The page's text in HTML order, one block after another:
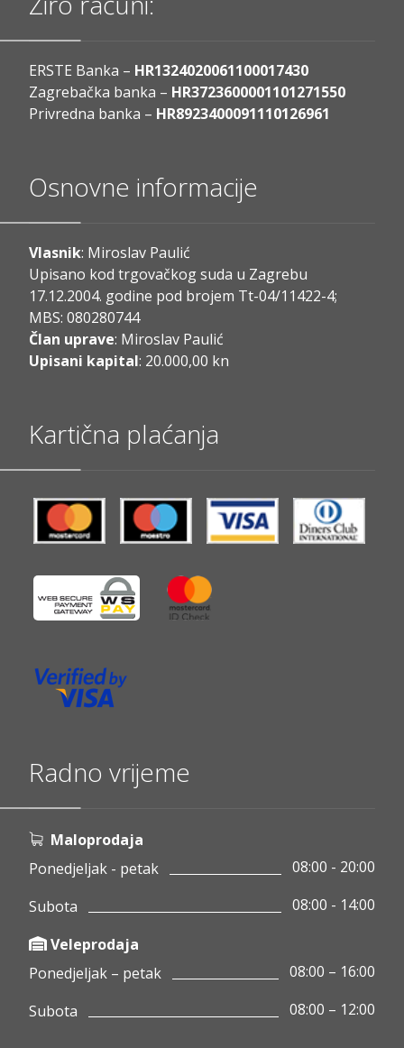
ERSTE Banka – HR1324020061100017430
Zagrebačka banka – HR3723600001101271550
Privredna banka – HR8923400091110126961
Osnovne informacije
Vlasnik: Miroslav Paulić
Upisano kod trgovačkog suda u Zagrebu
17.12.2004. godine pod brojem Tt-04/11422-4;
MBS: 080280744
Član uprave: Miroslav Paulić
Upisani kapital: 20.000,00 kn
Kartična plaćanja
Radno vrijeme
Maloprodaja
Ponedjeljak - petak
08:00 - 20:00
Subota
08:00 - 14:00
Veleprodaja
Ponedjeljak – petak
08:00 – 16:00
Subota
08:00 – 12:00